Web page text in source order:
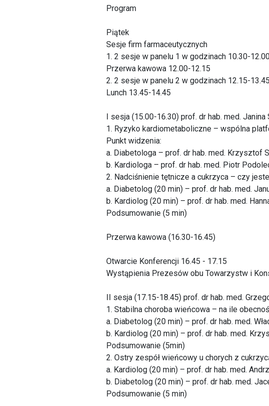
Program
Piątek
Sesje firm farmaceutycznych
1. 2 sesje w panelu 1 w godzinach 10.30-
Przerwa kawowa 12.00-12.15
2. 2 sesje w panelu 2 w godzinach 12.15-13.45
Lunch 13.45-14.45
I sesja (15.00-16.30) prof. dr hab. med.
1. Ryzyko kardiometaboliczne – wspólna
Punkt widzenia:
a. Diabetologa – prof. dr hab. med. Krzysztof
b. Kardiologa – prof. dr hab. med. Piotr
2. Nadciśnienie tętnicze a cukrzyca – czy
a. Diabetolog (20 min) – prof. dr hab. med.
b. Kardiolog (20 min) – prof. dr hab. med.
Podsumowanie (5 min)
Przerwa kawowa (16.30-16.45)
Otwarcie Konferencji 16.45 - 17.15
Wystąpienia Prezesów obu Towarzystw i
II sesja (17.15-18.45) prof. dr hab. med.
1. Stabilna choroba wieńcowa – na ile
a. Diabetolog (20 min) – prof. dr hab. med.
b. Kardiolog (20 min) – prof. dr hab. med.
Podsumowanie (5min)
2. Ostry zespół wieńcowy u chorych z
a. Kardiolog (20 min) – prof. dr hab. med.
b. Diabetolog (20 min) – prof. dr hab. med.
Podsumowanie (5 min)